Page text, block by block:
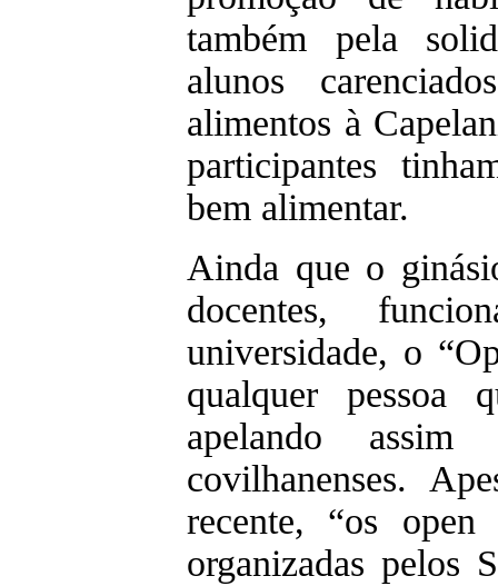
também pela
alunos
alimentos à
participantes
bem alimentar.
Ainda que o
docentes,
universidade, o
qualquer pessoa
apelando
covilhanenses.
recente, “os
organizadas pelos